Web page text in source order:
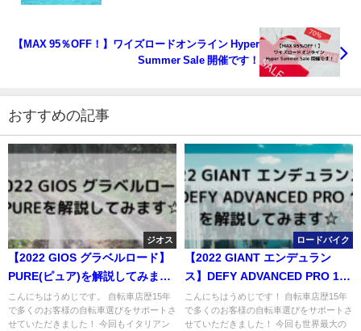
【MAX 95％OFF！】ワイズロードオンライン Hyper
Summer Sale 開催です！
おすすめの記事
ジオス
【2022 GIOS グラベルロード】
PURE(ピュア)を解説してみます
☆
こんにちはうめじです。 自転車店歴15年
で多くのお客様の自転車選びをサポートさ
せていただきました！ 今回もイタリアン
ロードバイク
【2022 GIANT エンデュラン
ス】DEFY ADVANCED PRO 1を
解説してみます☆
こんにちはうめじです！ 自転車店歴15年
で多くのお客様の自転車選びをサポートさ
せていただきました！ 今回も世界最大の